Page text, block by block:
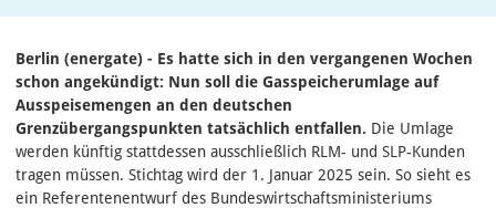
Berlin (energate) - Es hatte sich in den vergangenen Wochen
schon angekündigt: Nun soll die Gasspeicherumlage auf
Ausspeisemengen an den deutschen
Grenzübergangspunkten tatsächlich entfallen. Die Umlage
werden künftig stattdessen ausschließlich RLM- und SLP-Kunden
tragen müssen. Stichtag wird der 1. Januar 2025 sein. So sieht es
ein Referentenentwurf des Bundeswirtschaftsministeriums